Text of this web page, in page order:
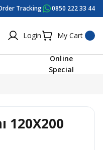
Tracking 0850 222 33 44
Login My Cart
Online
Special
120X200